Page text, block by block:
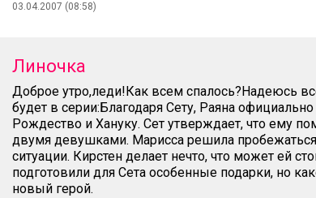
03.04.2007 (08:58)
Линочка
Доброе утро,леди!Как всем спалось?Надеюсь
будет в серии:Благодаря Сету, Раяна
Рождество и Хануку. Сет утверждает, что ему
двумя девушками. Марисса решила
ситуации. Кирстен делает нечто, что может ей
подготовили для Сета особенные подарки, но
новый герой.